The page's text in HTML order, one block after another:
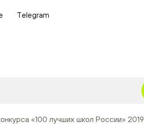
Telegram
«100 лучших школ России» 2019